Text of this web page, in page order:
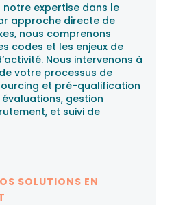
notre expertise dans le
approche directe de
nous comprenons
codes et les enjeux de
Nous intervenons à
votre processus de
et pré-qualification
gestion
et suivi de
SOLUTIONS EN